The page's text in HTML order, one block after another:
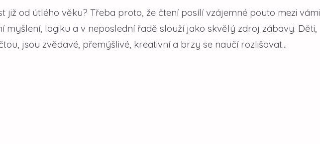
již od útlého věku? Třeba proto, že čtení posílí vzájemné pouto mezi vámi
myšlení, logiku a v neposlední řadě slouží jako skvělý zdroj zábavy. Děti,
jsou zvědavé, přemýšlivé, kreativní a brzy se naučí rozlišovat...